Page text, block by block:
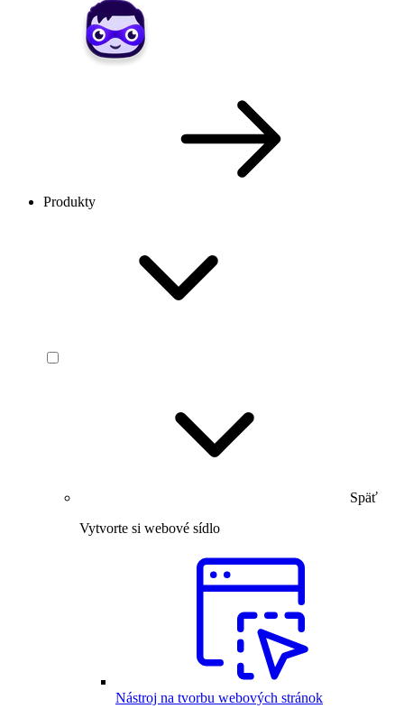
Produkty
Späť
Vytvorte si webové sídlo
Nástroj na tvorbu webových stránok